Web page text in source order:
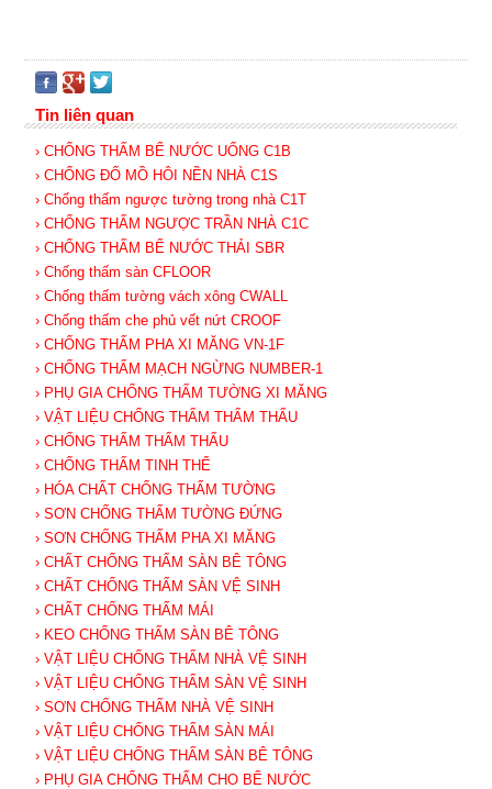
Tin liên quan
› CHỐNG THẤM BỂ NƯỚC UỐNG C1B
› CHỐNG ĐỔ MỒ HÔI NỀN NHÀ C1S
› Chống thấm ngược tường trong nhà C1T
› CHỐNG THẤM NGƯỢC TRẦN NHÀ C1C
› CHỐNG THẤM BỂ NƯỚC THẢI SBR
› Chống thấm sàn CFLOOR
› Chống thấm tường vách xông CWALL
› Chống thấm che phủ vết nứt CROOF
› CHỐNG THẤM PHA XI MĂNG VN-1F
› CHỐNG THẤM MẠCH NGỪNG NUMBER-1
› PHỤ GIA CHỐNG THẤM TƯỜNG XI MĂNG
› VẬT LIỆU CHỐNG THẤM THẨM THẤU
› CHỐNG THẤM THẨM THẤU
› CHỐNG THẤM TINH THỂ
› HÓA CHẤT CHỐNG THẤM TƯỜNG
› SƠN CHỐNG THẤM TƯỜNG ĐỨNG
› SƠN CHỐNG THẤM PHA XI MĂNG
› CHẤT CHỐNG THẤM SÀN BÊ TÔNG
› CHẤT CHỐNG THẤM SÀN VỆ SINH
› CHẤT CHỐNG THẤM MÁI
› KEO CHỐNG THẤM SÀN BÊ TÔNG
› VẬT LIỆU CHỐNG THẤM NHÀ VỆ SINH
› VẬT LIỆU CHỐNG THẤM SÀN VỆ SINH
› SƠN CHỐNG THẤM NHÀ VỆ SINH
› VẬT LIỆU CHỐNG THẤM SÀN MÁI
› VẬT LIỆU CHỐNG THẤM SÀN BÊ TÔNG
› PHỤ GIA CHỐNG THẤM CHO BỂ NƯỚC